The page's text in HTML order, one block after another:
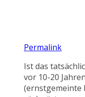
Permalink
Ist das
vor 10-20
(ernstgemeinte